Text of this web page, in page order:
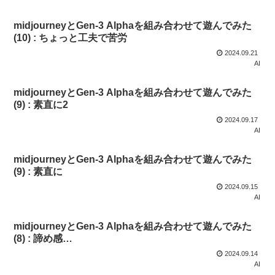
midjourneyとGen-3 Alphaを組み合わせて遊んでみた
(10) : ちょっと工夫で苦労
2024.09.21
AI
midjourneyとGen-3 Alphaを組み合わせて遊んでみた
(9) : 素直に2
2024.09.17
AI
midjourneyとGen-3 Alphaを組み合わせて遊んでみた
(9) : 素直に
2024.09.15
AI
midjourneyとGen-3 Alphaを組み合わせて遊んでみた
(8) : 諦め感…
2024.09.14
AI